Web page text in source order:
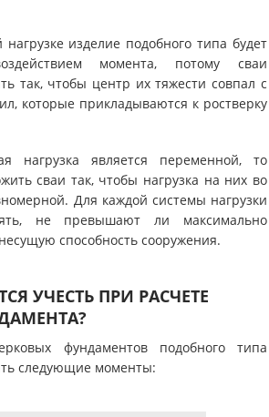
изделие подобного типа будет
момента, потому сваи
так, чтобы центр их тяжести совпал с
которые прикладываются к ростверку
нагрузка является переменной, то
сваи так, чтобы нагрузка на них во
Для каждой системы нагрузки
не превышают ли максимально
способность сооружения.
УЧЕСТЬ ПРИ РАСЧЕТЕ
фундаментов подобного типа
следующие моменты: